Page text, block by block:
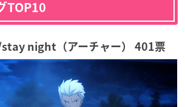
TOP10
night（アーチャー） 401票